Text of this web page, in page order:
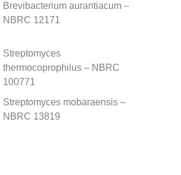
Brevibacterium aurantiacum –
NBRC 12171
Streptomyces
thermocoprophilus – NBRC
100771
Streptomyces mobaraensis –
NBRC 13819